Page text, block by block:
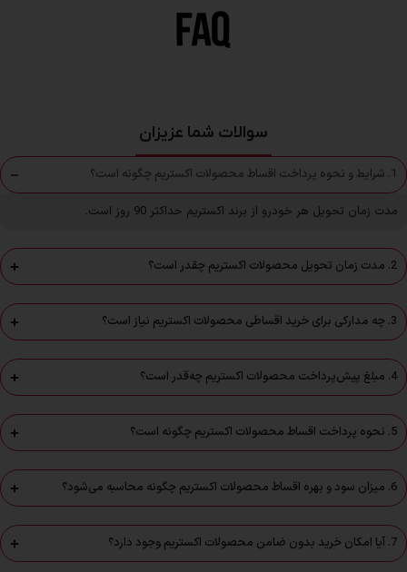
سوالات شما عزیزان
1. شرایط و نحوه پرداخت اقساط محصولات اکستریم چگونه است؟
مدت زمان تحویل هر خودرو از برند اکستریم حداکثر 90 روز است.
2. مدت زمان تحویل محصولات اکستریم چقدر است؟
3. چه مدارکی برای خرید اقساطی محصولات اکستریم نیاز است؟
4. مبلغ پیش‌پرداخت محصولات اکستریم چه‌قدر است؟
5. نحوه پرداخت اقساط محصولات اکستریم چگونه است؟
6. میزان سود و بهره اقساط محصولات اکستریم چگونه محاسبه می‌شود؟
7. آیا امکان خرید بدون ضامن محصولات اکستریم وجود دارد؟